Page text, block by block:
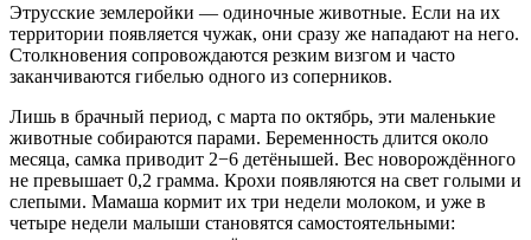
Этрусские землеройки — одиночные животные. Если на их
территории появляется чужак, они сразу же нападают на него.
Столкновения сопровождаются резким визгом и часто
заканчиваются гибелью одного из соперников.
Лишь в брачный период, с марта по октябрь, эти маленькие
животные собираются парами. Беременность длится около
месяца, самка приводит 2−6 детёнышей. Вес новорождённого
не превышает 0,2 грамма. Крохи появляются на свет голыми и
слепыми. Мамаша кормит их три недели молоком, и уже в
четыре недели малыши становятся самостоятельными: